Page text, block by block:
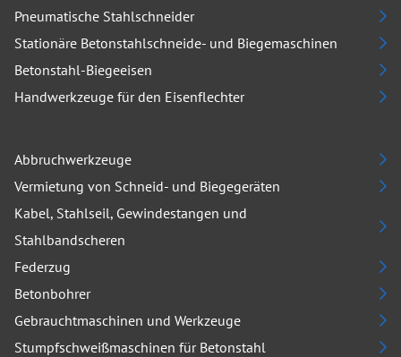
Pneumatische Stahlschneider
Stationäre Betonstahlschneide- und Biegemaschinen
Betonstahl-Biegeeisen
Handwerkzeuge für den Eisenflechter
Abbruchwerkzeuge
Vermietung von Schneid- und Biegegeräten
Kabel, Stahlseil, Gewindestangen und
Stahlbandscheren
Federzug
Betonbohrer
Gebrauchtmaschinen und Werkzeuge
Stumpfschweißmaschinen für Betonstahl